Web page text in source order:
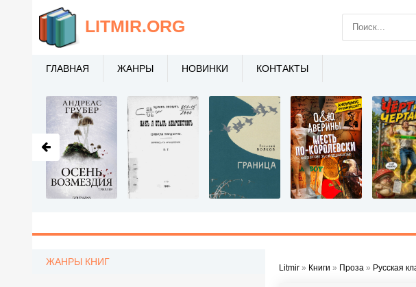
Litmir » Книги » Проза » Русская
ЖАНРЫ КНИГ
LITMIR.ORG
ГЛАВНАЯ ЖАНРЫ НОВИНКИ КОНТАКТЫ